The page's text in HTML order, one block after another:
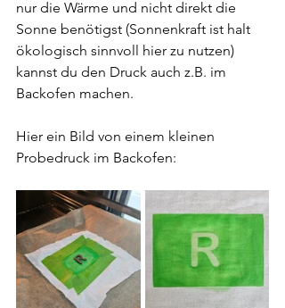
nur die Wärme und nicht direkt die
Sonne benötigst (Sonnenkraft ist halt
ökologisch sinnvoll hier zu nutzen)
kannst du den Druck auch z.B. im
Backofen machen.
Hier ein Bild von einem kleinen
Probedruck im Backofen: